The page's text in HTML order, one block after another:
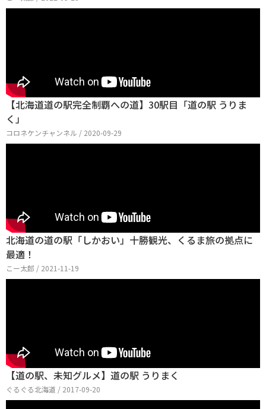
【北海道道の駅完全制覇への道】30駅目「道の駅 うりま
く」
コロネケンチャンネル / 2020-09-29
北海道の道の駅「しかおい」十勝観光、くるま旅の拠点に
最適！
こー太郎 / 2021-11-19
【道の駅、未知グルメ】道の駅 うりまく
ぐるぐる北海道 / 2017-09-20